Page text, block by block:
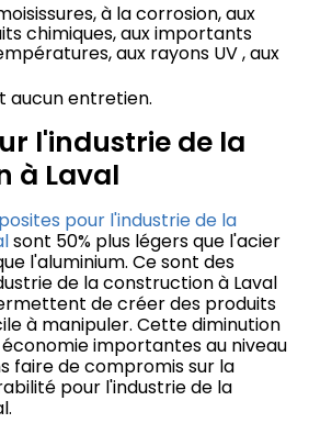
à la corrosion, aux
chimiques, aux importants
aux rayons UV , aux
aucun entretien.
l'industrie de la
à Laval
pour l'industrie de la
sont 50% plus légers que l'acier
l'aluminium. Ce sont des
de la construction à Laval
de créer des produits
à manipuler. Cette diminution
importantes au niveau
faire de compromis sur la
pour l'industrie de la